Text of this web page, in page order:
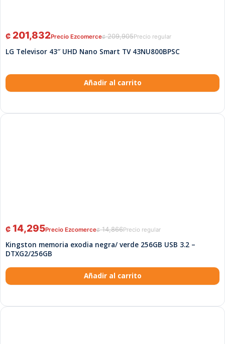
₡209,905
₡ 201,832
LG Televisor 43″ UHD Nano Smart TV 43NU800BPSC
Añadir al carrito
₡14,866
₡ 14,295
Kingston memoria exodia negra/ verde 256GB USB 3.2 –
DTXG2/256GB
Añadir al carrito